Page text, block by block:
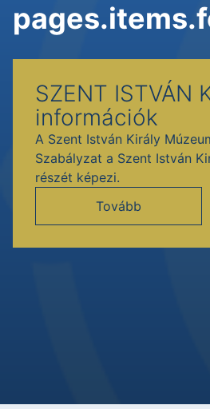
SZENT ISTVÁN
információk
A Szent István Király
Szabályzat a Szent István
részét képezi.
Tovább